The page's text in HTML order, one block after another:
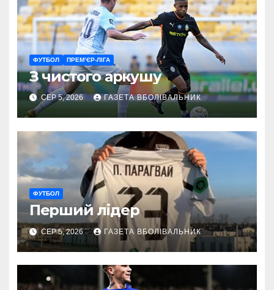
ФУТБОЛ ПРЕМ’ЄР-ЛІГА
З чистого аркушу
СЕР 5, 2026 ГАЗЕТА ВБОЛІВАЛЬНИК
ФУТБОЛ
Перший лідер
СЕР 5, 2026 ГАЗЕТА ВБОЛІВАЛЬНИК